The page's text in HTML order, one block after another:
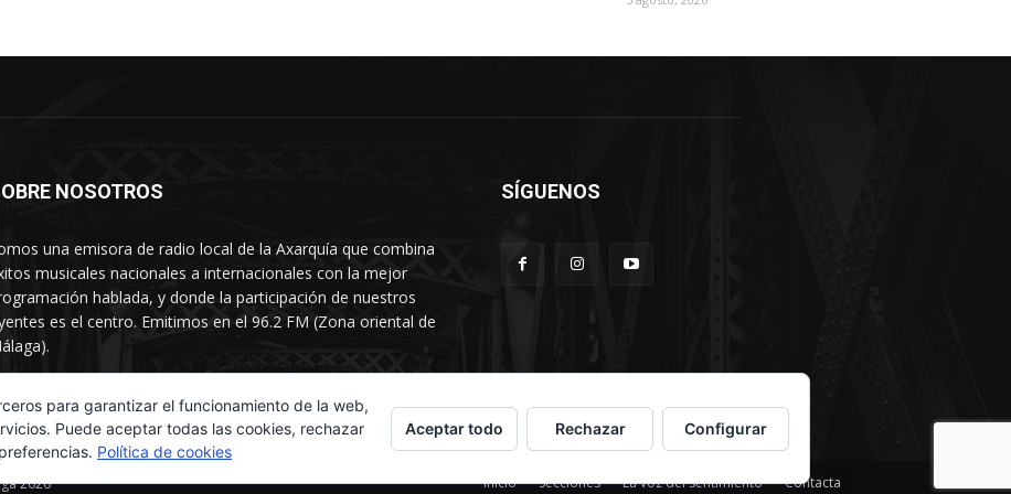
NOSOTROS
una emisora de radio local de la Axarquía que combina
musicales nacionales a internacionales con la mejor
hablada, y donde la participación de nuestros
es el centro. Emitimos en el 96.2 FM (Zona oriental de
SÍGUENOS
2026 Inicio Secciones La voz del sentimiento Contacta
para garantizar el funcionamiento de la web,
Puede aceptar todas las cookies, rechazar
Política de cookies
Aceptar todo Rechazar Configurar